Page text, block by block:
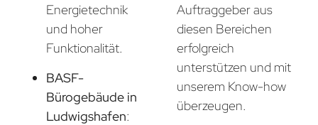
Energietechnik
und hoher
Funktionalität.
BASF-
Bürogebäude in
Ludwigshafen:
Auftraggeber aus
diesen Bereichen
erfolgreich
unterstützen und mit
unserem Know-how
überzeugen.